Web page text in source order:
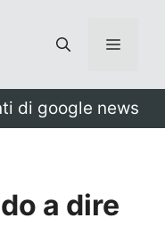
Menu
di google news
a dire